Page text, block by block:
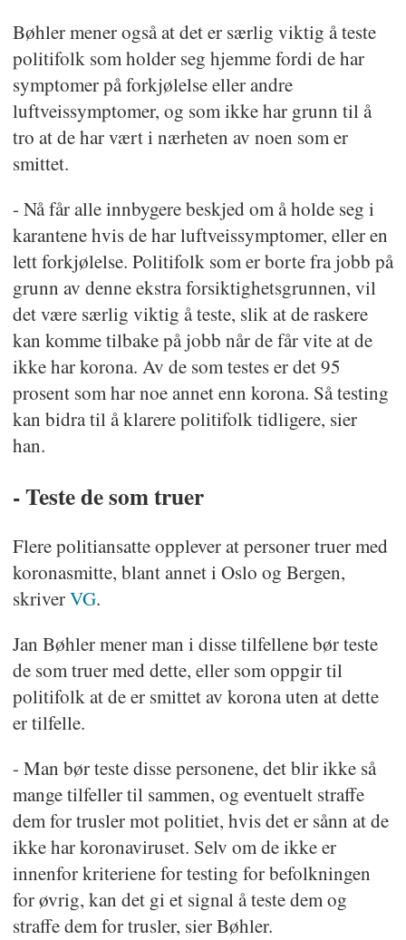
Bøhler mener også at det er særlig viktig å teste
politifolk som holder seg hjemme fordi de har
symptomer på forkjølelse eller andre
luftveissymptomer, og som ikke har grunn til å
tro at de har vært i nærheten av noen som er
smittet.
- Nå får alle innbygere beskjed om å holde seg i
karantene hvis de har luftveissymptomer, eller en
lett forkjølelse. Politifolk som er borte fra jobb på
grunn av denne ekstra forsiktighetsgrunnen, vil
det være særlig viktig å teste, slik at de raskere
kan komme tilbake på jobb når de får vite at de
ikke har korona. Av de som testes er det 95
prosent som har noe annet enn korona. Så testing
kan bidra til å klarere politifolk tidligere, sier
han.
- Teste de som truer
Flere politiansatte opplever at personer truer med
koronasmitte, blant annet i Oslo og Bergen,
skriverVG.
Jan Bøhler mener man i disse tilfellene bør teste
de som truer med dette, eller som oppgir til
politifolk at de er smittet av korona uten at dette
er tilfelle.
- Man bør teste disse personene, det blir ikke så
mange tilfeller til sammen, og eventuelt straffe
dem for trusler mot politiet, hvis det er sånn at de
ikke har koronaviruset. Selv om de ikke er
innenfor kriteriene for testing for befolkningen
for øvrig, kan det gi et signal å teste dem og
straffe dem for trusler, sier Bøhler.